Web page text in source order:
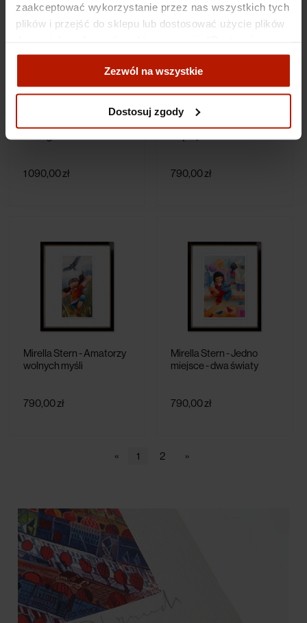
zaakceptować wykorzystanie przez nas wszystkich tych
plików i przejść do sklepu lub dostosować użycie plików
zgody".
Więcej o plikach cookies przeczytasz w naszej Polityce
Zezwól na wszystkie
Dostosuj zgody
1 090,00 zł 790,00 zł
Mirella Stern - Amatorzy
wolnych myśli
790,00 zł
Mirella Stern - Jedno
miejsce - dwa światy
790,00 zł
« 1 2 »